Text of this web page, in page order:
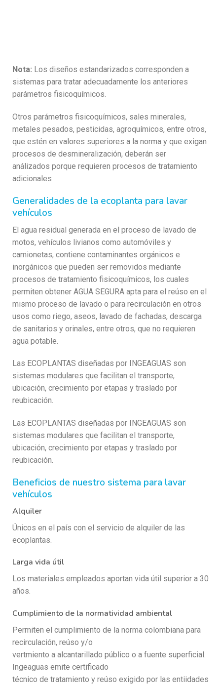
Nota: Los diseños estandarizados corresponden a
sistemas para tratar adecuadamente los anteriores
parámetros fisicoquímicos.
Otros parámetros fisicoquímicos, sales minerales,
metales pesados, pesticidas, agroquímicos, entre otros,
que estén en valores superiores a la norma y que exigan
procesos de desmineralización, deberán ser
análizados porque requieren procesos de tratamiento
adicionales
Generalidades de la ecoplanta para lavar
vehículos
El agua residual generada en el proceso de lavado de
motos, vehículos livianos como automóviles y
camionetas, contiene contaminantes orgánicos e
inorgánicos que pueden ser removidos mediante
procesos de tratamiento fisicoquímicos, los cuales
permiten obtener AGUA SEGURA apta para el reúso en el
mismo proceso de lavado o para recirculación en otros
usos como riego, aseos, lavado de fachadas, descarga
de sanitarios y orinales, entre otros, que no requieren
agua potable.
Las ECOPLANTAS diseñadas por INGEAGUAS son
sistemas modulares que facilitan el transporte,
ubicación, crecimiento por etapas y traslado por
reubicación.
Las ECOPLANTAS diseñadas por INGEAGUAS son
sistemas modulares que facilitan el transporte,
ubicación, crecimiento por etapas y traslado por
reubicación.
Beneficios de nuestro sistema para lavar
vehículos
Alquiler
Únicos en el país con el servicio de alquiler de las
ecoplantas.
Larga vida útil
Los materiales empleados aportan vida útil superior a 30
años.
Cumplimiento de la normatividad ambiental
Permiten el cumplimiento de la norma colombiana para
recirculación, reúso y/o
vertmiento a alcantarillado público o a fuente superficial.
Ingeaguas emite certificado
técnico de tratamiento y reúso exigido por las entiidades